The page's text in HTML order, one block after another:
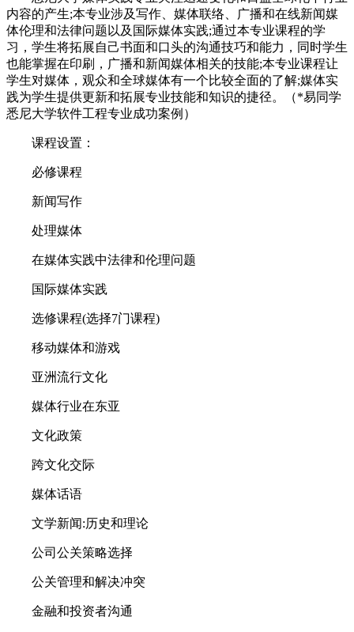
内容的产生;本专业涉及写作、媒体联络、广播和在线新闻媒
体伦理和法律问题以及国际媒体实践;通过本专业课程的学
习，学生将拓展自己书面和口头的沟通技巧和能力，同时学生
也能掌握在印刷，广播和新闻媒体相关的技能;本专业课程让
学生对媒体，观众和全球媒体有一个比较全面的了解;媒体实
践为学生提供更新和拓展专业技能和知识的捷径。（*易同学
悉尼大学软件工程专业成功案例）
课程设置：
必修课程
新闻写作
处理媒体
在媒体实践中法律和伦理问题
国际媒体实践
选修课程(选择7门课程)
移动媒体和游戏
亚洲流行文化
媒体行业在东亚
文化政策
跨文化交际
媒体话语
文学新闻:历史和理论
公司公关策略选择
公关管理和解决冲突
金融和投资者沟通